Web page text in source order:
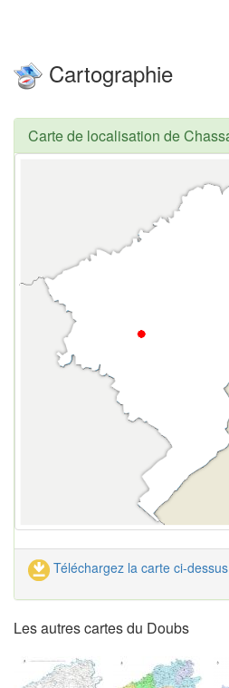
Cartographie
Carte de localisation de
Téléchargez la carte ci-dessus
Les autres cartes du Doubs